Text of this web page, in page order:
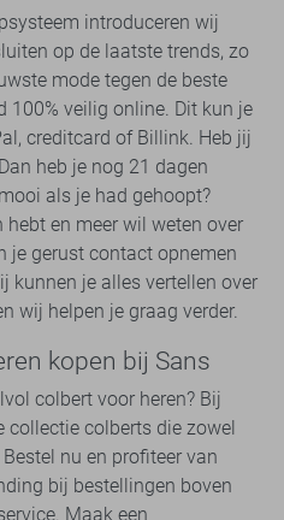
introduceren wij
op de laatste trends, zo
mode tegen de beste
100% veilig online. Dit kun je
creditcard of Billink. Heb jij
heb je nog 21 dagen
als je had gehoopt?
hebt en meer wil weten over
je gerust contact opnemen
kunnen je alles vertellen over
wij helpen je graag verder.
kopen bij Sans
colbert voor heren? Bij
collectie colberts die zowel
nu en profiteer van
bij bestellingen boven
Maak een